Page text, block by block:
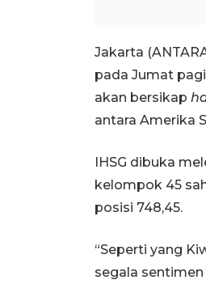
Jakarta
pada Jumat
akan bersikap
antara Amerika
IHSG dibuka
kelompok 45
posisi 748,45.
“Seperti yang
segala